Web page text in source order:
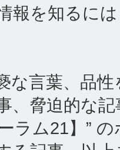
報を知るに
な言葉、品
、脅迫的な
ラム21】”